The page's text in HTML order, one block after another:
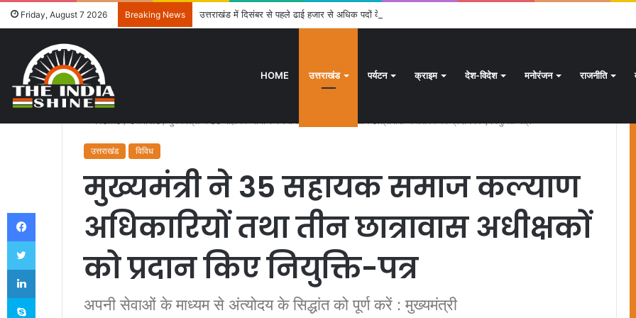
Friday, August 7 2026 Breaking News उत्तराखंड में दिसंबर से पहले ढाई हजार से अधिक पदों के लिए भरे जाएंगे फार्म
HOME उत्तराखंड पर्यटन क्राइम देश-विदेश मनोरंजन राजनीति
उत्तराखंड विविध
मुख्यमंत्री ने 35 सहायक समाज कल्याण
अधिकारियों तथा तीन छात्रावास अधीक्षकों
को प्रदान किए नियुक्ति-पत्र
अपनी सेवाओं के माध्यम से अंत्योदय के सिद्धांत को पूर्ण करें : मुख्यमंत्री